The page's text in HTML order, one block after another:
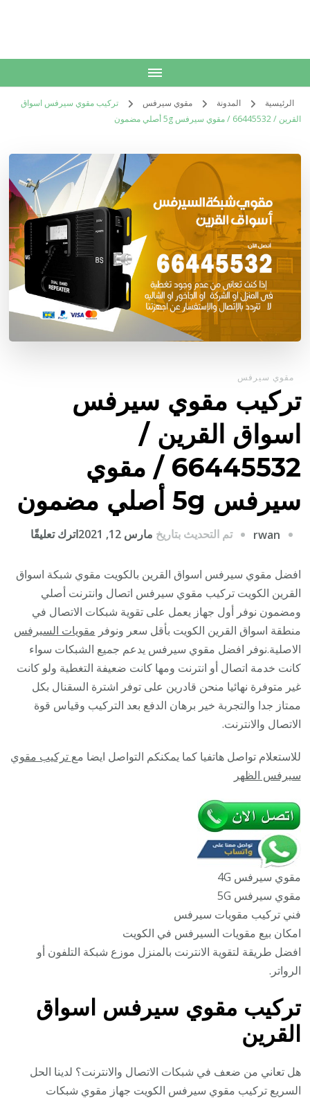
الرئيسية المدونة مقوي سيرفس
تركيب مقوي سيرفس اسواق
القرين / 66445532 / مقوي سيرفس 5g أصلي مضمون
مقوي سيرفس
تركيب مقوي سيرفس
اسواق القرين /
66445532 / مقوي
سيرفس 5g أصلي مضمون
rwan تم التحديث بتاريخ مارس 12, 2021 اترك تعليقًا
مقوي
القرين
/
أصلي
افضل مقوي سيرفس اسواق القرين بالكويت مقوي شبكة اسواق
القرين الكويت تركيب مقوي سيرفس اتصال وانترنت أصلي
ومضمون نوفر أول جهاز يعمل على تقوية شبكات الاتصال في
منطقة اسواق القرين الكويت بأقل سعر ونوفر مقويات السيرفس
الاصلية.نوفر افضل مقوي سيرفس يدعم جميع الشبكات سواء
كانت خدمة اتصال أو انترنت ومها كانت ضعيفة التغطية ولو كانت
غير متوفرة نهائيا منحن قادرين على توفر اشترة السقنال بكل
ممتاز جدا والتجربة خير برهان الدفع بعد التركيب وقياس قوة
الاتصال والانترنت.
للاستعلام تواصل هاتفيا كما يمكنكم التواصل ايضا مع تركيب مقوي
سيرفس الظهر
مقوي سيرفس 4G
مقوي سيرفس 5G
فني تركيب مقويات سيرفس
امكان بيع مقويات السيرفس في الكويت
افضل طريقة لتقوية الانترنت بالمنزل موزع شبكة التلفون أو
الرواتر.
تركيب مقوي سيرفس اسواق
القرين
هل تعاني من ضعف في شبكات الاتصال والانترنت؟ لدينا الحل
السريع تركيب مقوي سيرفس الكويت جهاز مقوي شبكات